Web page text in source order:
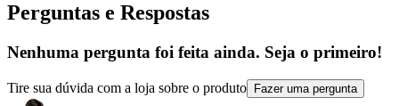
Perguntas e Respostas
Nenhuma pergunta foi feita ainda. Seja o primeiro!
Tire sua dúvida com a loja sobre o produto Fazer uma pergunta